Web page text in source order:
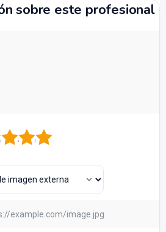
sobre este profesional
5
4